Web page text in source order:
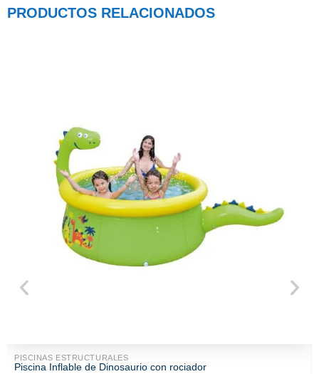
PRODUCTOS RELACIONADOS
PISCINAS ESTRUCTURALES
Piscina Inflable de Dinosaurio con rociador